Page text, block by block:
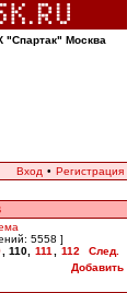
Москва
Вход • Регистрация
5558 ]
110, 111 112
След.
Добавить